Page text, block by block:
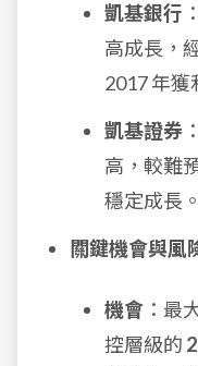
凱基銀行
高成長，
2017 年獲
凱基證券
高，較難
穩定成長。
關鍵機會與風
機會 ：最
控層級的